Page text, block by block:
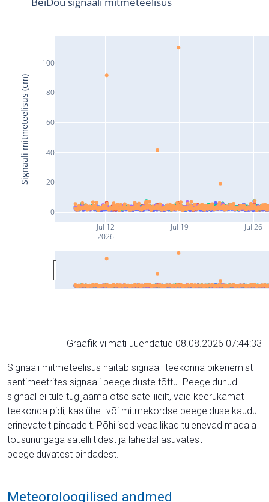
Jul 12
2026
Jul 19 Jul 26
0
20
40
60
80
100
Signaali mitmeteelisus (cm)
Graafik viimati uuendatud 08.08.2026 07:44:33
Signaali mitmeteelisus näitab signaali teekonna pikenemist
sentimeetrites signaali peegelduste tõttu. Peegeldunud
signaal ei tule tugijaama otse satelliidilt, vaid keerukamat
teekonda pidi, kas ühe- või mitmekordse peegelduse kaudu
erinevatelt pindadelt. Põhilised veaallikad tulenevad madala
tõusunurgaga satelliitidest ja lähedal asuvatest
peegelduvatest pindadest.
Meteoroloogilised andmed